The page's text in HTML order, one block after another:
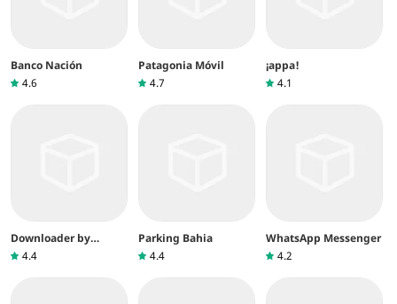
Banco Nación
4.6
Patagonia Móvil
4.7
¡appa!
4.1
Downloader by
AFTVnews
4.4
Parking Bahia
4.4
WhatsApp Messenger
4.2